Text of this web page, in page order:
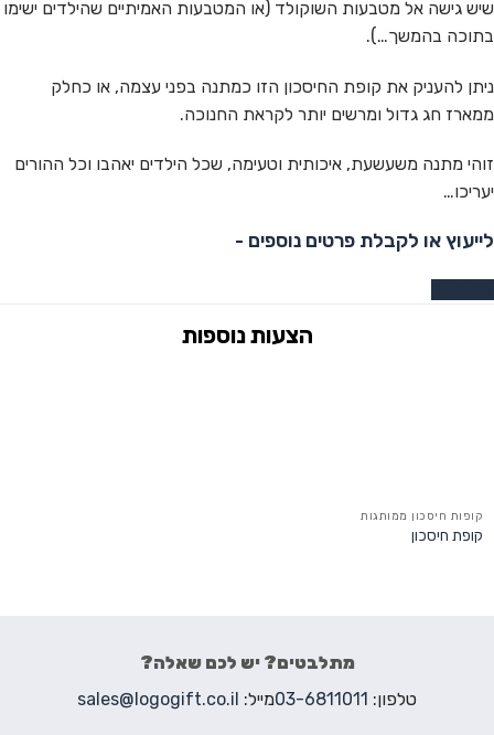
שיש גישה אל מטבעות השוקולד (או המטבעות האמיתיים שהילדים ישימו
בתוכה בהמשך…).
ניתן להעניק את קופת החיסכון הזו כמתנה בפני עצמה, או כחלק
ממארז חג גדול ומרשים יותר לקראת החנוכה.
זוהי מתנה משעשעת, איכותית וטעימה, שכל הילדים יאהבו וכל ההורים
יעריכו…
לייעוץ או לקבלת פרטים נוספים -
קופות חיסכון ממותגות
קופת חיסכון
מתלבטים? יש לכם שאלה?
טלפון: 03-6811011מייל: sales@logogift.co.il